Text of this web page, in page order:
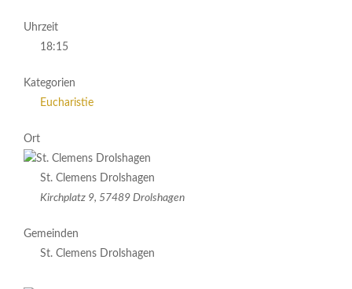
Uhrzeit
18:15
Kategorien
Eucharistie
Ort
St. Clemens Drolshagen
Kirchplatz 9, 57489 Drolshagen
Gemeinden
St. Clemens Drolshagen